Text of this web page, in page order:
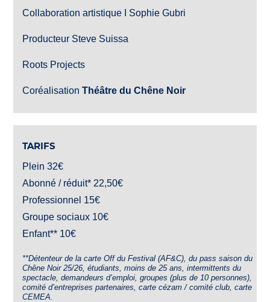
Collaboration artistique I Sophie Gubri
Producteur Steve Suissa
Roots Projects
CoréalisationThéâtre du Chêne Noir
TARIFS
Plein 32€
Abonné / réduit* 22,50€
Professionnel 15€
Groupe sociaux 10€
Enfant** 10€
**Détenteur de la carte Off du Festival (AF&C), du pass saison du
Chêne Noir 25/26, étudiants, moins de 25 ans, intermittents du
spectacle, demandeurs d’emploi, groupes (plus de 10 personnes),
comité d’entreprises partenaires, carte cézam / comité club, carte
CEMEA.